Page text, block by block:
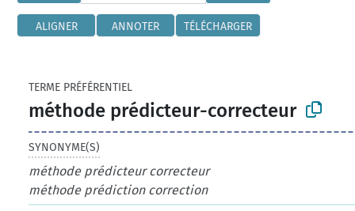
ALIGNER ANNOTER TÉLÉCHARGER
TERME PRÉFÉRENTIEL
méthode prédicteur-correcteur
SYNONYME(S)
méthode prédicteur correcteur
méthode prédiction correction